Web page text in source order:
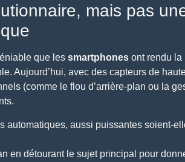
mais pas
que les smartphones ont rendu la
Aujourd’hui, avec des capteurs de
(comme le flou d’arrière-plan ou la
aussi puissantes soient-
en détourant le sujet principal pour